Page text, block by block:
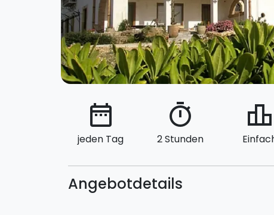
date_range
jeden Tag
timer
2 Stunden
leaderboard
Angebotdetails